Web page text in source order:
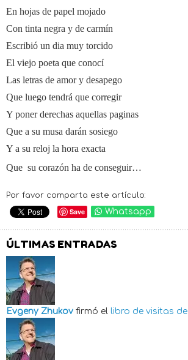
En hojas de papel mojado
Con tinta negra y de carmín
Escribió un dia muy torcido
El viejo poeta que conocí
Las letras de amor y desapego
Que luego tendrá que corregir
Y poner derechas aquellas paginas
Que a su musa darán sosiego
Y a su reloj la hora exacta
Que su corazón ha de conseguir…
Por favor comparta este artículo:
Save Whatsapp
ÚLTIMAS ENTRADAS
Evgeny Zhukov firmó el libro de visitas de